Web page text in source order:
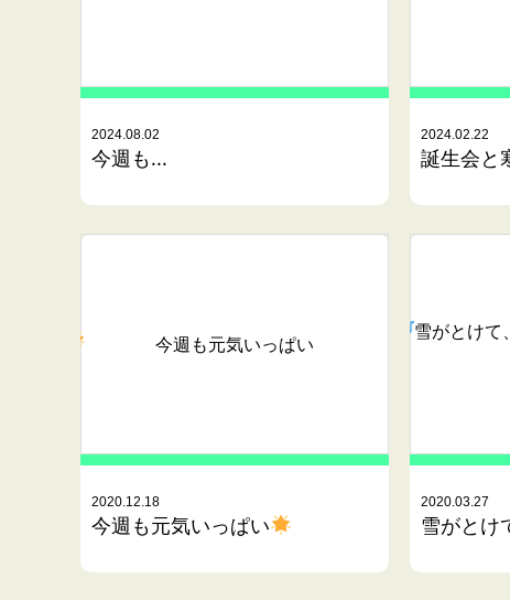
2024.08.02
今週も...
2024.02.22
誕生会と
今週も元気いっぱい
2020.12.18
今週も元気いっぱい
雪がとけて
2020.03.27
雪がとけ